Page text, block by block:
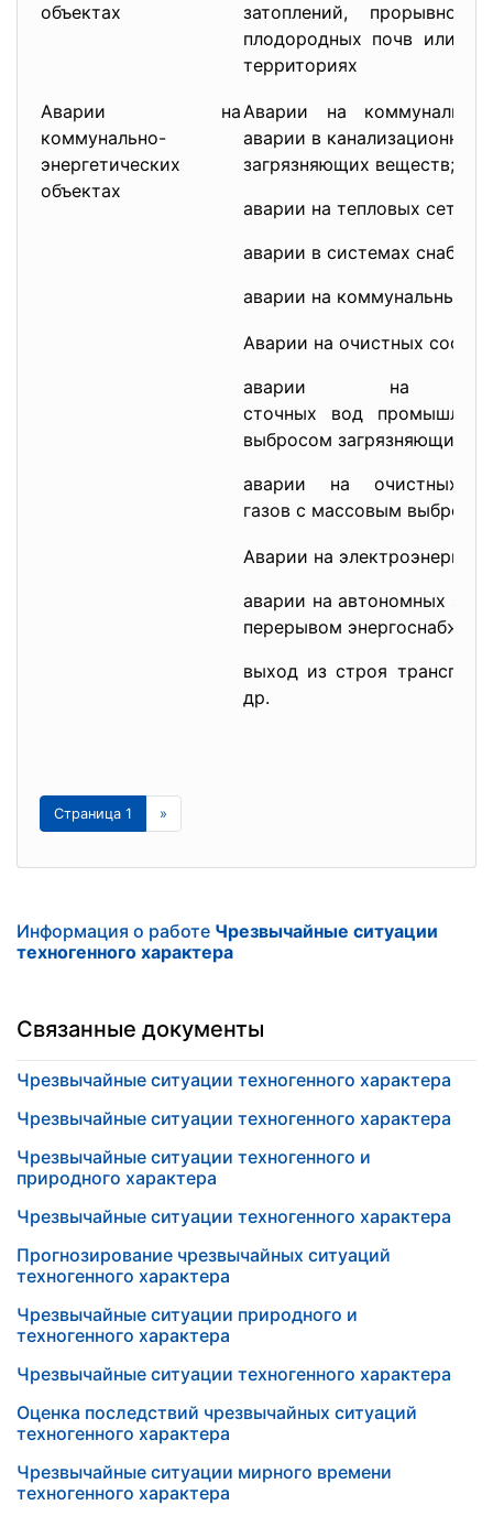
объектах
затоплений,
плодородных почв или
территориях
Аварии на
коммунально-
энергетических
объектах
Аварии на
аварии в
загрязняющих веществ;
аварии на тепловых сетях
аварии в системах
аварии на коммунальных
Аварии на очистных
аварии на
сточных вод
выбросом загрязняющих
аварии на очистных
газов с массовым
Аварии на
аварии на автономных
перерывом
выход из строя
др.
Страница 1 »
Информация о работе Чрезвычайные ситуации
техногенного характера
Связанные документы
Чрезвычайные ситуации техногенного характера
Чрезвычайные ситуации техногенного характера
Чрезвычайные ситуации техногенного и
природного характера
Чрезвычайные ситуации техногенного характера
Прогнозирование чрезвычайных ситуаций
техногенного характера
Чрезвычайные ситуации природного и
техногенного характера
Чрезвычайные ситуации техногенного характера
Оценка последствий чрезвычайных ситуаций
техногенного характера
Чрезвычайные ситуации мирного времени
техногенного характера